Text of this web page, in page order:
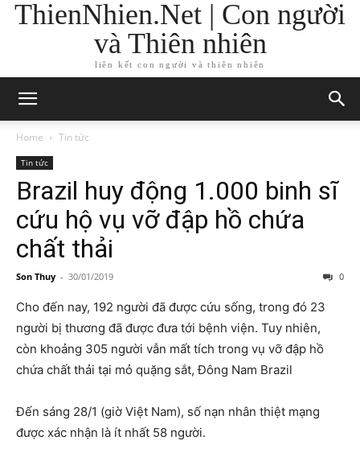
ThienNhien.Net | Con người
và Thiên nhiên
liên kết con người và thiên nhiên
Home Tin tức
Tin tức
Brazil huy động 1.000 binh sĩ
cứu hộ vụ vỡ đập hồ chứa
chất thải
Son Thuy - 30/01/2019 0
Cho đến nay, 192 người đã được cứu sống, trong đó 23
người bị thương đã được đưa tới bệnh viện. Tuy nhiên,
còn khoảng 305 người vẫn mất tích trong vụ vỡ đập hồ
chứa chất thải tại mỏ quặng sắt, Đông Nam Brazil
Đến sáng 28/1 (giờ Việt Nam), số nạn nhân thiệt mạng
được xác nhận là ít nhất 58 người.